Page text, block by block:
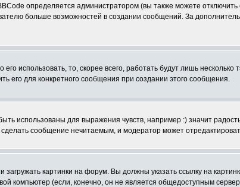
определяется администратором (вы также можете
больше возможностей в создании сообщений. За
использовать, то, скорее всего, работать будут лишь несколько
его для конкретного сообщения при создании этого сообщения.
использованы для выражения чувств, например :) значит
сделать сообщение нечитаемым, и модератор может
картинки на форум. Вы должны указать ссылку на
компьютер (если, конечно, он не является общедоступным